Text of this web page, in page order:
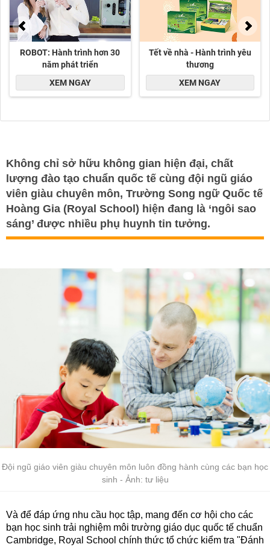
Không chỉ sở hữu không gian hiện đại, chất
lượng đào tạo chuẩn quốc tế cùng đội ngũ giáo
viên giàu chuyên môn, Trường Song ngữ Quốc tế
Hoàng Gia (Royal School) hiện đang là ‘ngôi sao
sáng’ được nhiều phụ huynh tin tưởng.
Đội ngũ giáo viên giàu chuyên môn luôn đồng hành cùng các bạn học
sinh - Ảnh: tư liệu
Và để đáp ứng nhu cầu học tập, mang đến cơ hội cho các
bạn học sinh trải nghiệm môi trường giáo dục quốc tế chuẩn
Cambridge, Royal School chính thức tổ chức kiểm tra "Đánh